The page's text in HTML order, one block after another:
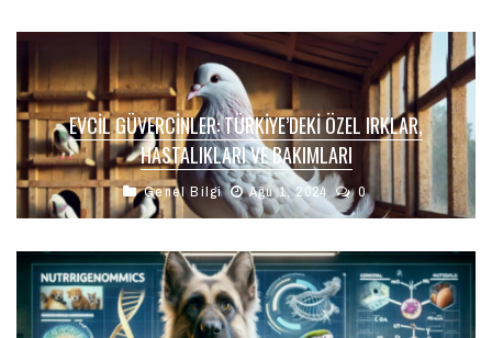
EVCIL GÜVERCINLER: TÜRKIYE’DEKI ÖZEL IRKLAR,
HASTALIKLARI VE BAKIMLARI
Genel Bilgi Ağu 1, 2024 0